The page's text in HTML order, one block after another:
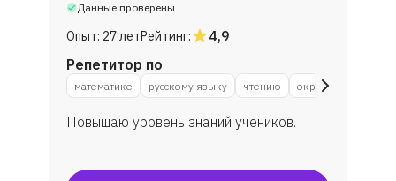
Anastasiia Galiullina
Дарья
Виктория Лабада
Данные проверены
Опыт: 27 летРейтинг:
4,9
Репетитор по
математике русскому языку чтению окружающему
Повышаю уровень знаний учеников.